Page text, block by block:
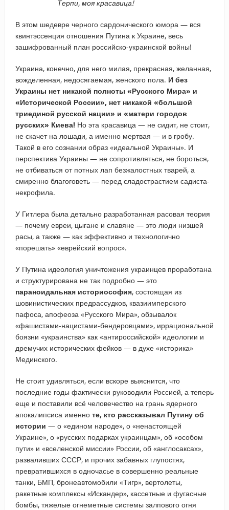
Терпи, моя красавица!
В этом шедевре черного сардонического юмора — вся
квинтэссенция отношения Путина к Украине, весь
зашифрованный план российско-украинской войны!
Украина, конечно, для него милая, прекрасная, желанная,
вожделенная, недосягаемая, женского пола. И без
Украины нет никакой полноты «Русского Мира» и
«Исторической России», нет никакой «большой
триединой русской нации» и «матери городов
русских» Киева! Но эта красавица — не сидит, не стоит,
не скачет на лошади, а именно мертвая — и в гробу.
Такой в его сознании образ «идеальной Украины». И
перспектива Украины — не сопротивляться, не бороться,
не отбиваться от потных лап безжалостных тварей, а
смиренно благоговеть — перед сладострастием садиста-
некрофила.
У Гитлера была детально разработанная расовая теория
— почему евреи, цыгане и славяне — это люди низшей
расы, а также — как эффективно и технологично
«порешать» «еврейский вопрос».
У Путина идеология уничтожения украинцев проработана
и структурирована не так подробно — это
параноидальная историософия, состоящая из
шовинистических предрассудков, квазиимперского
пафоса, апофеоза «Русского Мира», обзывалок
«фашистами-нацистами-бендеровцами», иррациональной
боязни «украинства» как «антироссийской» идеологии и
дремучих исторических фейков — в духе «историка»
Мединского.
Не стоит удивляться, если вскоре выяснится, что
последние годы фактически руководили Россией, а теперь
еще и поставили всё человечество на грань ядерного
апокалипсиса именно те, кто рассказывал Путину об
истории — о «едином народе», о «ненастоящей
Украине», о «русских подарках украинцам», об «особом
пути» и «вселенской миссии» России, об «англосаксах»,
разваливших СССР, и прочих забавных глупостях,
превратившихся в одночасье в совершенно реальные
танки, БМП, бронеавтомобили «Тигр», вертолеты,
ракетные комплексы «Искандер», кассетные и фугасные
бомбы, тяжелые огнеметные системы залпового огня